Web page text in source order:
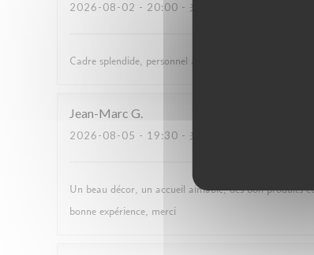
2026-08-02 - 20:00 - 来宾 2
Cadre splendide, personnel aux petits soins,
Jean-Marc G
2026-08-05 - 19:30 - 来宾 2
Un beau décor, un accueil aimable, des bon produits
bonne expérience, merci